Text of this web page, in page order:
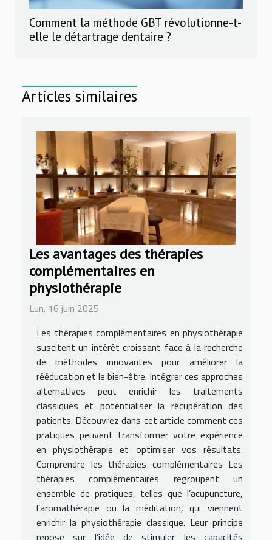
Comment la méthode GBT révolutionne-t-
elle le détartrage dentaire ?
Articles similaires
Les avantages des thérapies
complémentaires en
physiothérapie
Lun. 16 juin 2025
Les thérapies complémentaires en physiothérapie
suscitent un intérêt croissant face à la recherche
de méthodes innovantes pour améliorer la
rééducation et le bien-être. Intégrer ces approches
alternatives peut enrichir les traitements
classiques et potentialiser la récupération des
patients. Découvrez dans cet article comment ces
pratiques peuvent transformer votre expérience
en physiothérapie et optimiser vos résultats.
Comprendre les thérapies complémentaires Les
thérapies complémentaires regroupent un
ensemble de pratiques, telles que l’acupuncture,
l’aromathérapie ou la méditation, qui viennent
enrichir la physiothérapie classique. Leur principe
repose sur l’idée de stimuler les capacités